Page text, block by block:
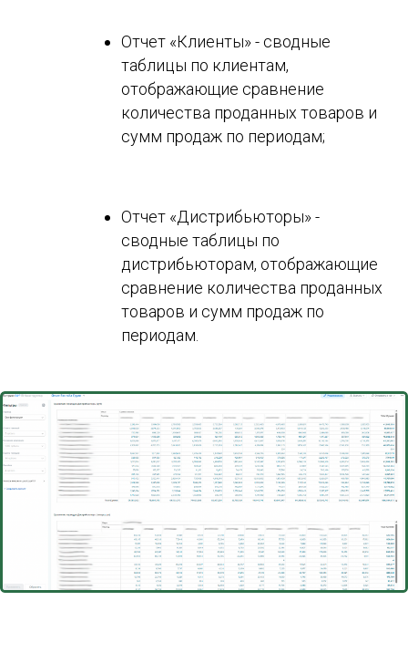
Отчет «Клиенты» - сводные
таблицы по клиентам,
отображающие сравнение
количества проданных товаров и
сумм продаж по периодам;
Отчет «Дистрибьюторы» -
сводные таблицы по
дистрибьюторам, отображающие
сравнение количества проданных
товаров и сумм продаж по
периодам.